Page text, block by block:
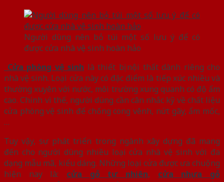
Người dùng nên bỏ túi một số lưu ý để có
được cửa nhà vệ sinh hoàn hảo
Cửa phòng vệ sinh là thiết bị nội thất dành riêng cho
nhà vệ sinh. Loại cửa này có đặc điểm là tiếp xúc nhiều và
thường xuyên với nước, môi trường xung quanh có độ ẩm
cao. Chính vì thế, người dùng cần cân nhắc kỹ về chất liệu
cửa phòng vệ sinh để chống cong vênh, nứt gãy, ẩm mốc,
…
Tuy vậy, sự phát triển trong ngành xây dựng đã mang
đến cho người dùng nhiều loại cửa nhà vệ sinh với đa
dạng mẫu mã, kiểu dáng. Những loại cửa được ưa chuộng
hiện nay là: cửa gỗ tự nhiên, cửa nhựa gỗ